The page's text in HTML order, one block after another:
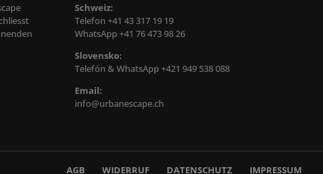
Schweiz:
Telefon +41 43 317 19 19
WhatsApp +41 76 473 98 26
Slovensko:
Telefón & WhatsApp +421 949 538 088
Email:
info@urbanescape.ch
AGB WIDERRUF DATENSCHUTZ IMPRESSUM